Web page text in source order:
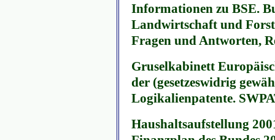
Informationen zu BSE.
Landwirtschaft und
Fragen und Antworten,
Gruselkabinett
der (gesetzeswidrig
Logikalienpatente.
Haushaltsaufstellung